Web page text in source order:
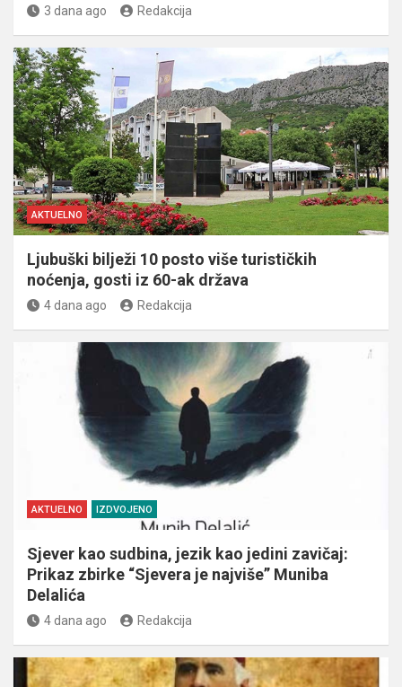
3 dana ago Redakcija
AKTUELNO
Ljubuški bilježi 10 posto više turističkih
noćenja, gosti iz 60-ak država
4 dana ago Redakcija
AKTUELNO IZDVOJENO
Sjever kao sudbina, jezik kao jedini zavičaj:
Prikaz zbirke “Sjevera je najviše” Muniba
Delalića
4 dana ago Redakcija